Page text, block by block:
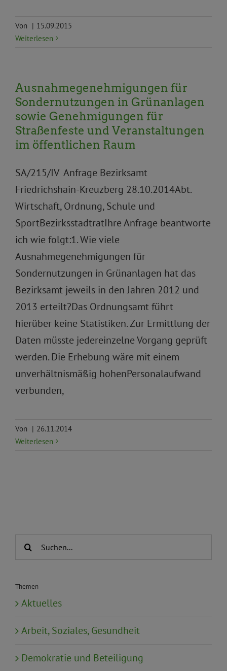
Von | 15.09.2015
Weiterlesen
Ausnahmegenehmigungen für
Sondernutzungen in Grünanlagen
sowie Genehmigungen für
Straßenfeste und Veranstaltungen
im öffentlichen Raum
SA/215/IV Anfrage Bezirksamt
Friedrichshain-Kreuzberg 28.10.2014Abt.
Wirtschaft, Ordnung, Schule und
SportBezirksstadtratIhre Anfrage beantworte
ich wie folgt:1. Wie viele
Ausnahmegenehmigungen für
Sondernutzungen in Grünanlagen hat das
Bezirksamt jeweils in den Jahren 2012 und
2013 erteilt?Das Ordnungsamt führt
hierüber keine Statistiken. Zur Ermittlung der
Daten müsste jedereinzelne Vorgang geprüft
werden. Die Erhebung wäre mit einem
unverhältnismäßig hohenPersonalaufwand
verbunden,
Von | 26.11.2014
Weiterlesen
Suche
Themen
Aktuelles
Arbeit, Soziales, Gesundheit
Demokratie und Beteiligung